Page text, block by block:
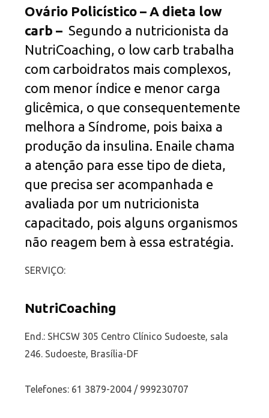
Ovário Policístico – A dieta low
carb – Segundo a nutricionista da
NutriCoaching, o low carb trabalha
com carboidratos mais complexos,
com menor índice e menor carga
glicêmica, o que consequentemente
melhora a Síndrome, pois baixa a
produção da insulina. Enaile chama
a atenção para esse tipo de dieta,
que precisa ser acompanhada e
avaliada por um nutricionista
capacitado, pois alguns organismos
não reagem bem à essa estratégia.
SERVIÇO:
NutriCoaching
End.: SHCSW 305 Centro Clínico Sudoeste, sala
246. Sudoeste, Brasília-DF
Telefones: 61 3879-2004 / 999230707